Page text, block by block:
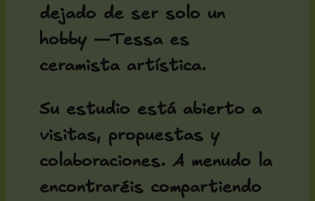
dejado de ser solo un
hobby —Tessa es
ceramista artística.
Su estudio está abierto a
visitas, propuestas y
colaboraciones. A menudo la
encontraréis compartiendo